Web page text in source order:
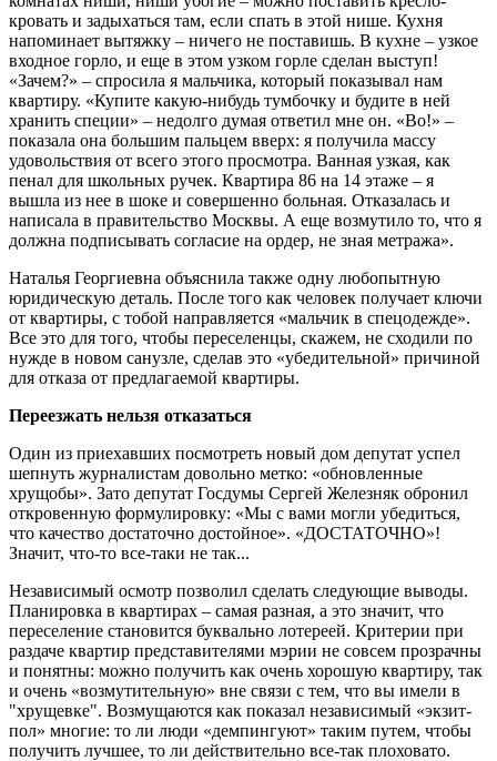
кровать и задыхаться там, если спать в этой нише. Кухня
напоминает вытяжку – ничего не поставишь. В кухне – узкое
входное горло, и еще в этом узком горле сделан выступ!
«Зачем?» – спросила я мальчика, который показывал нам
квартиру. «Купите какую-нибудь тумбочку и будите в ней
хранить специи» – недолго думая ответил мне он. «Во!» –
показала она большим пальцем вверх: я получила массу
удовольствия от всего этого просмотра. Ванная узкая, как
пенал для школьных ручек. Квартира 86 на 14 этаже – я
вышла из нее в шоке и совершенно больная. Отказалась и
написала в правительство Москвы. А еще возмутило то, что я
должна подписывать согласие на ордер, не зная метража».
Наталья Георгиевна объяснила также одну любопытную
юридическую деталь. После того как человек получает ключи
от квартиры, с тобой направляется «мальчик в спецодежде».
Все это для того, чтобы переселенцы, скажем, не сходили по
нужде в новом санузле, сделав это «убедительной» причиной
для отказа от предлагаемой квартиры.
Переезжать нельзя отказаться
Один из приехавших посмотреть новый дом депутат успел
шепнуть журналистам довольно метко: «обновленные
хрущобы». Зато депутат Госдумы Сергей Железняк обронил
откровенную формулировку: «Мы с вами могли убедиться,
что качество достаточно достойное». «ДОСТАТОЧНО»!
Значит, что-то все-таки не так...
Независимый осмотр позволил сделать следующие выводы.
Планировка в квартирах – самая разная, а это значит, что
переселение становится буквально лотереей. Критерии при
раздаче квартир представителями мэрии не совсем прозрачны
и понятны: можно получить как очень хорошую квартиру, так
и очень «возмутительную» вне связи с тем, что вы имели в
"хрущевке". Возмущаются как показал независимый «экзит-
пол» многие: то ли люди «демпингуют» таким путем, чтобы
получить лучшее, то ли действительно все-так плоховато.